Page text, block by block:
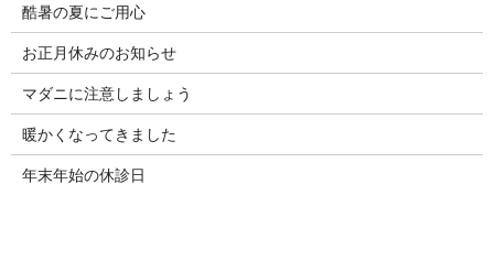
酷暑の夏にご用心
お正月休みのお知らせ
マダニに注意しましょう
暖かくなってきました
年末年始の休診日